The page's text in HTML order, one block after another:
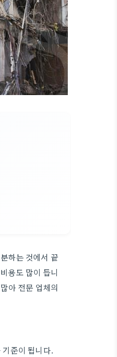
하는 것에서 끝
용도 많이 듭니
아 전문 업체의
준이 됩니다.